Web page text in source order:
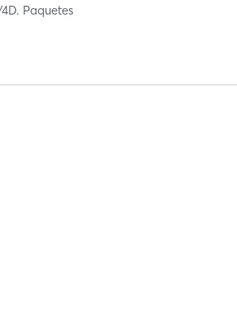
Paquetes